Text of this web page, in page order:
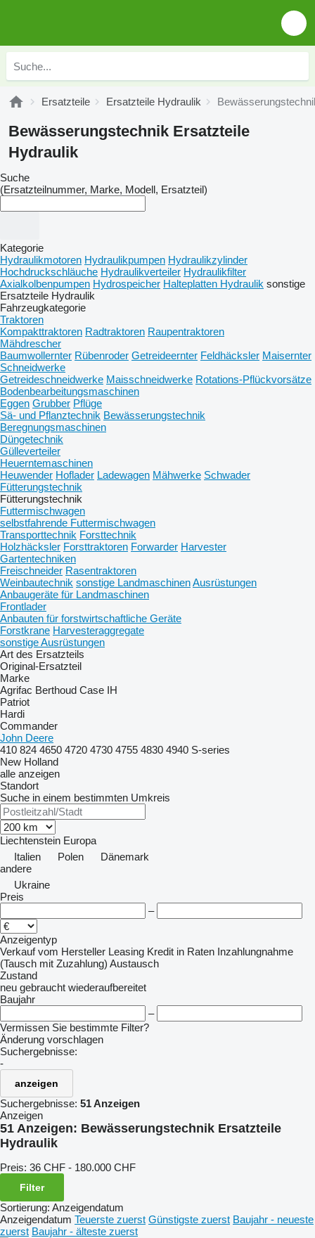
Ersatzteile Ersatzteile Hydraulik
Bewässerungstechnik Ersatzteile
Hydraulik
Suche
(Ersatzteilnummer, Marke, Modell, Ersatzteil)
Kategorie
Hydraulikmotoren Hydraulikpumpen Hydraulikzylinder
Hochdruckschläuche Hydraulikverteiler Hydraulikfilter
Axialkolbenpumpen Hydrospeicher Halteplatten Hydraulik sonstige
Ersatzteile Hydraulik
Fahrzeugkategorie
Traktoren
Kompakttraktoren Radtraktoren Raupentraktoren
Mähdrescher
Baumwollernter Rübenroder Getreideernter Feldhäcksler Maisernter
Schneidwerke
Getreideschneidwerke Maisschneidwerke Rotations-Pflückvorsätze
Bodenbearbeitungsmaschinen
Eggen Grubber Pflüge
Sä- und Pflanztechnik Bewässerungstechnik
Beregnungsmaschinen
Düngetechnik
Gülleverteiler
Heuerntemaschinen
Heuwender Hoflader Ladewagen Mähwerke Schwader
Fütterungstechnik
Fütterungstechnik
Futtermischwagen
selbstfahrende Futtermischwagen
Transporttechnik Forsttechnik
Holzhäcksler Forsttraktoren Forwarder Harvester
Gartentechniken
Freischneider Rasentraktoren
Weinbautechnik sonstige LandmaschinenAusrüstungen
Anbaugeräte für Landmaschinen
Frontlader
Anbauten für forstwirtschaftliche Geräte
Forstkrane Harvesteraggregate
sonstige Ausrüstungen
Art des Ersatzteils
Original-Ersatzteil
Marke
Agrifac Berthoud Case IH
Patriot
Hardi
Commander
John Deere
410 824 4650 4720 4730 4755 4830 4940 S-series
New Holland
alle anzeigen
Standort
Suche in einem bestimmten Umkreis
Liechtenstein Europa
Italien
Polen
Dänemark
andere
Ukraine
Preis
–
Anzeigentyp
Verkauf vom Hersteller Leasing Kredit in Raten Inzahlungnahme
(Tausch mit Zuzahlung) Austausch
Zustand
neu gebraucht wiederaufbereitet
Baujahr
–
Vermissen Sie bestimmte Filter?
Änderung vorschlagen
Suchergebnisse:
-
anzeigen
Suchergebnisse: 51 Anzeigen
Anzeigen
51 Anzeigen: Bewässerungstechnik Ersatzteile
Hydraulik
Preis: 36 CHF - 180.000 CHF
Filter
Sortierung: Anzeigendatum
Anzeigendatum Teuerste zuerst Günstigste zuerst Baujahr - neueste
zuerst Baujahr - älteste zuerst